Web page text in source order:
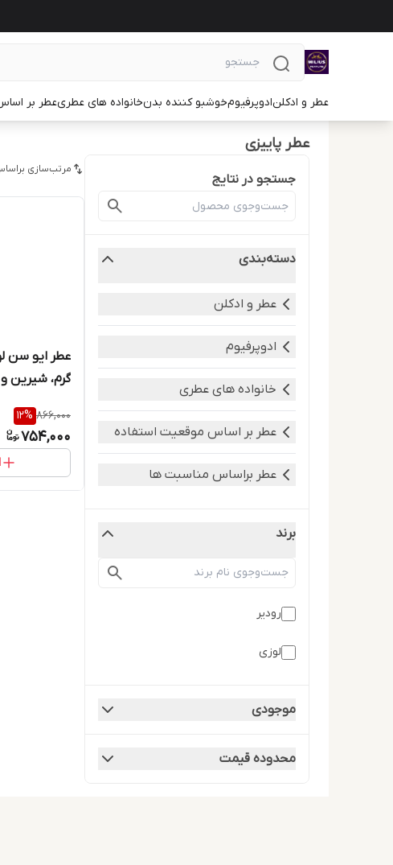
عطر و ادکلنادوپرفیومخوشبو کننده بدنخانواده های عطریعطر بر
عطر پاییزی
جستجو در نتایج
دسته‌بندی
عطر و ادکلن
ادوپرفیوم
خانواده های عطری
عطر بر اساس موقعیت استفاده
عطر براساس مناسبت ها
برند
رودیر
لوزی
موجودی
محدوده قیمت
مرتب‌سازی
عطر ایو سن
گرم، شیرین و
866,000
12%
754,000